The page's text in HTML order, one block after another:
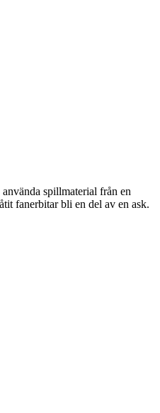
spillmaterial från en
fanerbitar bli en del av en ask.